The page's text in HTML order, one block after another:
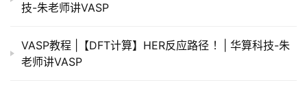
技-朱老师讲VASP
VASP教程 |【DFT计算】HER反应路径 ！| 华算科技-朱
老师讲VASP